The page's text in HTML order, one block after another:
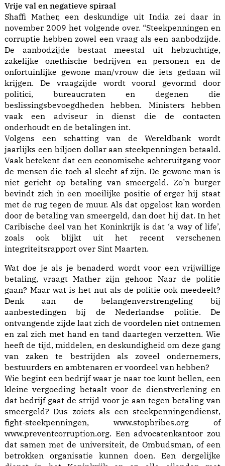
Vrije val en negatieve spiraal
Shaffi Mather, een deskundige uit India zei daar in
november 2009 het volgende over. “Steekpenningen en
corruptie hebben zowel een vraag als een aanbodzijde.
De aanbodzijde bestaat meestal uit hebzuchtige,
zakelijke onethische bedrijven en personen en de
onfortuinlijke gewone man/vrouw die iets gedaan wil
krijgen. De vraagzijde wordt vooral gevormd door
politici, bureaucraten en degenen die
beslissingsbevoegdheden hebben. Ministers hebben
vaak een adviseur in dienst die de contacten
onderhoudt en de betalingen int.
Volgens een schatting van de Wereldbank wordt
jaarlijks een biljoen dollar aan steekpenningen betaald.
Vaak betekent dat een economische achteruitgang voor
de mensen die toch al slecht af zijn. De gewone man is
niet gericht op betaling van smeergeld. Zo’n burger
bevindt zich in een moeilijke positie of erger hij staat
met de rug tegen de muur. Als dat opgelost kan worden
door de betaling van smeergeld, dan doet hij dat. In het
Caribische deel van het Koninkrijk is dat ‘a way of life’,
zoals ook blijkt uit het recent verschenen
integriteitsrapport over Sint Maarten.
Wat doe je als je benaderd wordt voor een vrijwillige
betaling, vraagt Mather zijn gehoor. Naar de politie
gaan? Maar wat is het nut als de politie ook meedeelt?
Denk aan de belangenverstrengeling bij
aanbestedingen bij de Nederlandse politie. De
ontvangende zijde laat zich de voordelen niet ontnemen
en zal zich met hand en tand daartegen verzetten. Wie
heeft de tijd, middelen, en deskundigheid om deze gang
van zaken te bestrijden als zoveel ondernemers,
bestuurders en ambtenaren er voordeel van hebben?
Wie begint een bedrijf waar je naar toe kunt bellen, een
kleine vergoeding betaalt voor de dienstverlening en
dat bedrijf gaat de strijd voor je aan tegen betaling van
smeergeld? Dus zoiets als een steekpenningendienst,
fight-steekpenningen, www.stopbribes.org of
www.preventcorruption.org. Een advocatenkantoor zou
dat samen met de universiteit, de Ombudsman, of een
betrokken organisatie kunnen doen. Een dergelijke